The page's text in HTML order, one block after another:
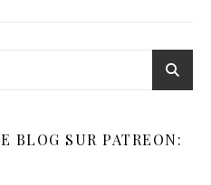
BLOG SUR PATREON: